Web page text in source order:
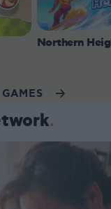
Northern